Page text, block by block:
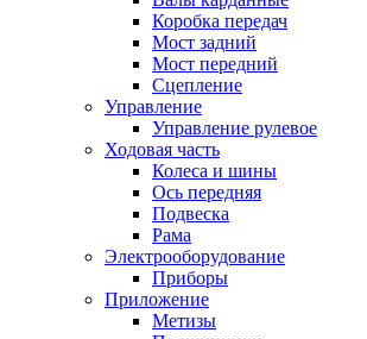
Коробка передач
Мост задний
Мост передний
Сцепление
Управление
Управление рулевое
Ходовая часть
Колеса и шины
Ось передняя
Подвеска
Рама
Электрооборудование
Приборы
Приложение
Метизы